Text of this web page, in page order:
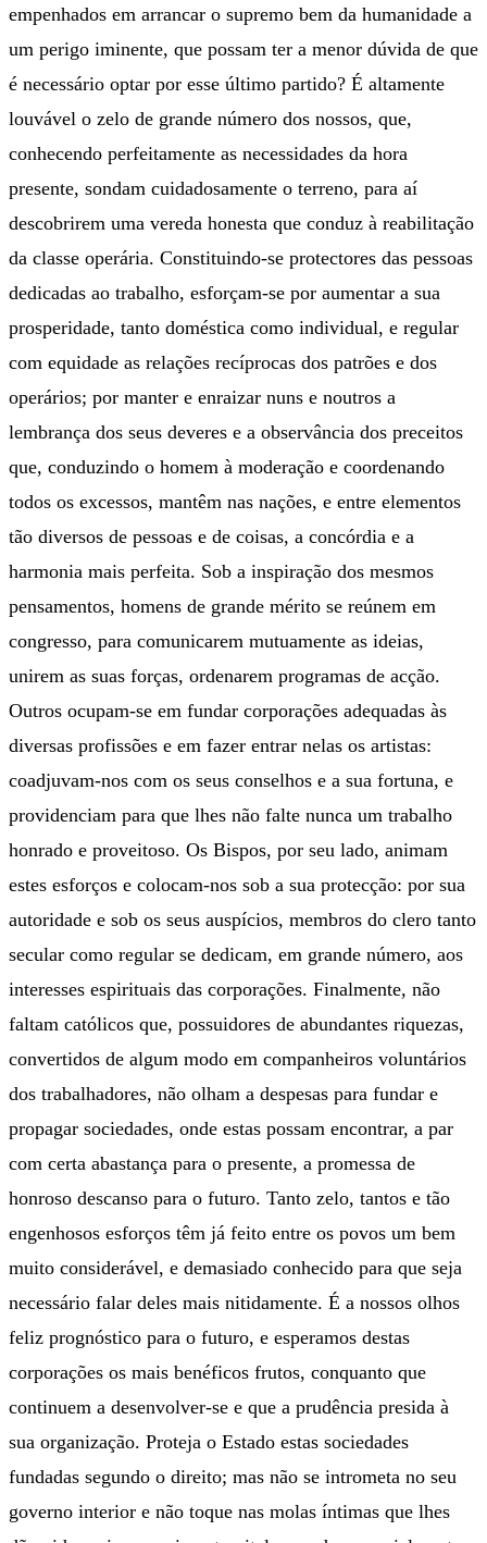
empenhados em arrancar o supremo bem da humanidade a
um perigo iminente, que possam ter a menor dúvida de que
é necessário optar por esse último partido? É altamente
louvável o zelo de grande número dos nossos, que,
conhecendo perfeitamente as necessidades da hora
presente, sondam cuidadosamente o terreno, para aí
descobrirem uma vereda honesta que conduz à reabilitação
da classe operária. Constituindo-se protectores das pessoas
dedicadas ao trabalho, esforçam-se por aumentar a sua
prosperidade, tanto doméstica como individual, e regular
com equidade as relações recíprocas dos patrões e dos
operários; por manter e enraizar nuns e noutros a
lembrança dos seus deveres e a observância dos preceitos
que, conduzindo o homem à moderação e coordenando
todos os excessos, mantêm nas nações, e entre elementos
tão diversos de pessoas e de coisas, a concórdia e a
harmonia mais perfeita. Sob a inspiração dos mesmos
pensamentos, homens de grande mérito se reúnem em
congresso, para comunicarem mutuamente as ideias,
unirem as suas forças, ordenarem programas de acção.
Outros ocupam-se em fundar corporações adequadas às
diversas profissões e em fazer entrar nelas os artistas:
coadjuvam-nos com os seus conselhos e a sua fortuna, e
providenciam para que lhes não falte nunca um trabalho
honrado e proveitoso. Os Bispos, por seu lado, animam
estes esforços e colocam-nos sob a sua protecção: por sua
autoridade e sob os seus auspícios, membros do clero tanto
secular como regular se dedicam, em grande número, aos
interesses espirituais das corporações. Finalmente, não
faltam católicos que, possuidores de abundantes riquezas,
convertidos de algum modo em companheiros voluntários
dos trabalhadores, não olham a despesas para fundar e
propagar sociedades, onde estas possam encontrar, a par
com certa abastança para o presente, a promessa de
honroso descanso para o futuro. Tanto zelo, tantos e tão
engenhosos esforços têm já feito entre os povos um bem
muito considerável, e demasiado conhecido para que seja
necessário falar deles mais nitidamente. É a nossos olhos
feliz prognóstico para o futuro, e esperamos destas
corporações os mais benéficos frutos, conquanto que
continuem a desenvolver-se e que a prudência presida à
sua organização. Proteja o Estado estas sociedades
fundadas segundo o direito; mas não se intrometa no seu
governo interior e não toque nas molas íntimas que lhes